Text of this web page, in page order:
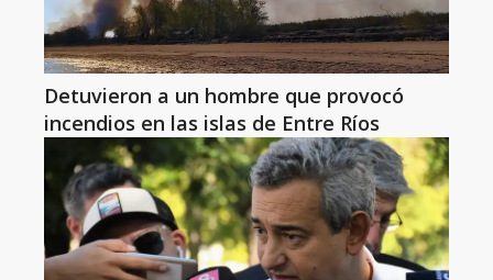
Detuvieron a un hombre que provocó
incendios en las islas de Entre Ríos